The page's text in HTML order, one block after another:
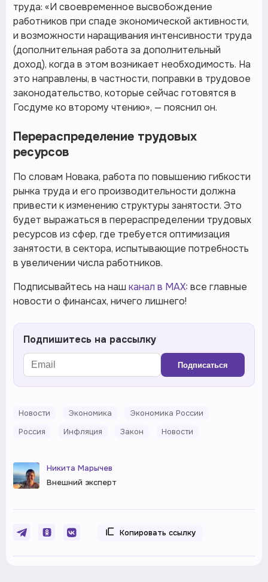
труда: «И своевременное высвобождение
работников при спаде экономической активности,
и возможности наращивания интенсивности труда
(дополнительная работа за дополнительный
доход), когда в этом возникает необходимость. На
это направлены, в частности, поправки в трудовое
законодательство, которые сейчас готовятся в
Госдуме ко второму чтению», — пояснил он.
Перераспределение трудовых
ресурсов
По словам Новака, работа по повышению гибкости
рынка труда и его производительности должна
привести к изменению структуры занятости. Это
будет выражаться в перераспределении трудовых
ресурсов из сфер, где требуется оптимизация
занятости, в сектора, испытывающие потребность
в увеличении числа работников.
Подписывайтесь на наш канал в MAX: все главные
новости о финансах, ничего лишнего!
Подпишитесь на рассылку
Подписаться
Новости Экономика
Экономика России
Россия
Инфляция Закон Новости
Никита Марычев
Внешний эксперт
Копировать ссылку